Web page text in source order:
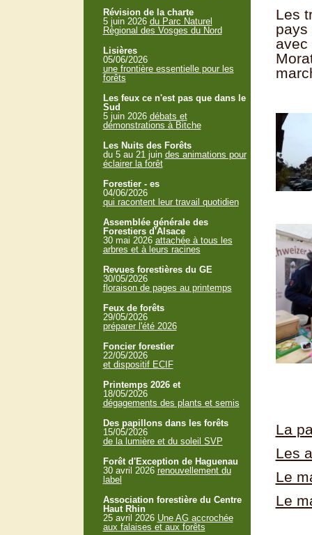
Les
pays
avec
La
Les
Le
Le
Révision de la charte
5 juin 2026 du Parc Naturel
Régional des Vosges du Nord
Lisières
05/06/2026
une frontière essentielle pour les
forêts
Les feux ce n'est pas que dans le
Sud
5 juin 2026 débats et
démonstrations à Bitche
Les Nuits des Forêts
du 5 au 21 juin des animations pour
éclairer la forêt
Forestier - es
04/06/2026
qui racontent leur travail quotidien
Assemblée générale des
Forestiers d'Alsace
30 mai 2026 attachée à tous les
arbres et à leurs racines
Revues forestières du GE
30/05/2026
floraison de pages au printemps
Feux de forêts
29/05/2026
préparer l'été 2026
Foncier forestier
22/05/2026
et dispositif ECIF
Printemps 2026 et
18/05/2026
dégagements des plants et semis
Des papillons dans les forêts
15/05/2026
de la lumière et du soleil SVP
Forêt d'Exception de Haguenau
30 avril 2026 renouvellement du
label
Association forestière du Centre
Haut Rhin
25 avril 2026 Une AG accrochée
aux falaises et aux forêts